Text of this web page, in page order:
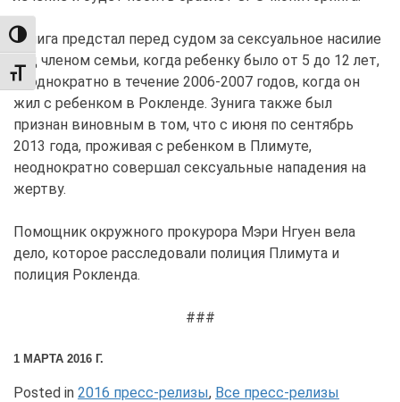
TOGGLE HIGH CONTRAST
TOGGLE FONT SIZE
Зунига предстал перед судом за сексуальное насилие
над членом семьи, когда ребенку было от 5 до 12 лет,
неоднократно в течение 2006-2007 годов, когда он
жил с ребенком в Рокленде. Зунига также был
признан виновным в том, что с июня по сентябрь
2013 года, проживая с ребенком в Плимуте,
неоднократно совершал сексуальные нападения на
жертву.
Помощник окружного прокурора Мэри Нгуен вела
дело, которое расследовали полиция Плимута и
полиция Рокленда.
###
1 МАРТА 2016 Г.
Posted in 2016 пресс-релизы, Все пресс-релизы